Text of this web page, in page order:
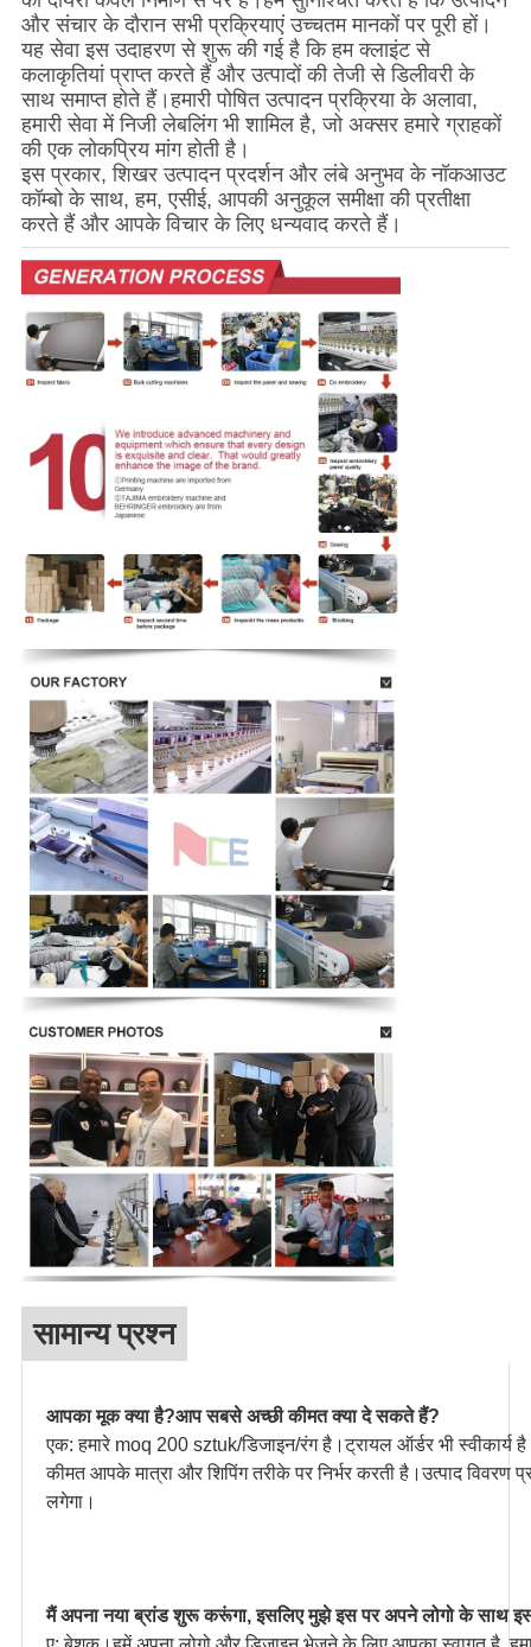
और संचार के दौरान सभी प्रक्रियाएं उच्चतम मानकों पर पूरी हों।
यह सेवा इस उदाहरण से शुरू की गई है कि हम क्लाइंट से
कलाकृतियां प्राप्त करते हैं और उत्पादों की तेजी से डिलीवरी के
साथ समाप्त होते हैं।हमारी पोषित उत्पादन प्रक्रिया के अलावा,
हमारी सेवा में निजी लेबलिंग भी शामिल है, जो अक्सर हमारे ग्राहकों
की एक लोकप्रिय मांग होती है।
इस प्रकार, शिखर उत्पादन प्रदर्शन और लंबे अनुभव के नॉकआउट
कॉम्बो के साथ, हम, एसीई, आपकी अनुकूल समीक्षा की प्रतीक्षा
करते हैं और आपके विचार के लिए धन्यवाद करते हैं।
सामान्य प्रश्न
आपका मूक क्या है?आप सबसे अच्छी कीमत क्या दे सकते हैं?
एक: हमारे moq 200 sztuk/डिजाइन/रंग है।ट्रायल ऑर्डर भी स्वीकार्य
कीमत आपके मात्रा और शिपिंग तरीके पर निर्भर करती है।उत्पाद
लगेगा।
मैं अपना नया ब्रांड शुरू करूंगा, इसलिए मुझे इस पर अपने लोगो के साथ